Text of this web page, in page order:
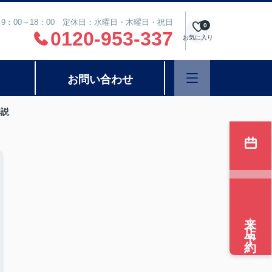
：00～18：00 定休日：水曜日・木曜日・祝日
0120-953-337 お気に入り
0
お問い合わせ
来店予約